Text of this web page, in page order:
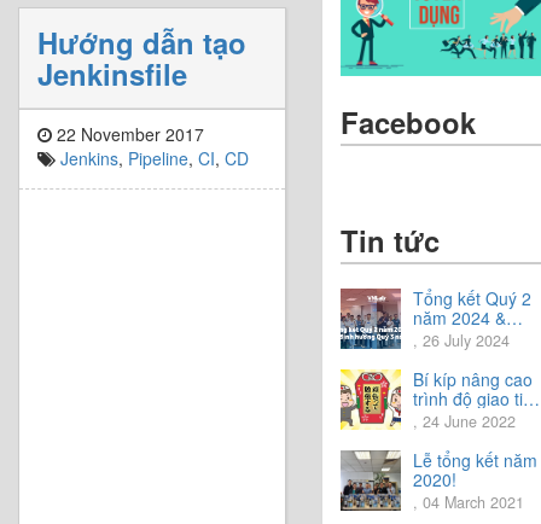
Hướng dẫn tạo
Jenkinsfile
22 November 2017
Jenkins, Pipeline, CI, CD
Facebook
Tin tức
Tổng kết Quý 2
năm 2024 &
Chia sẻ định
hướng Quý 3
năm 2024
, 26 July 2024
Bí kíp nâng cao
trình độ giao tiếp
tiếng Nhật.
, 24 June 2022
Lễ tổng kết năm
2020!
, 04 March 2021